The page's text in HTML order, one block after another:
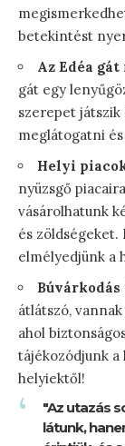
betekintést
Az Edéa
gát egy
szerepet
meglátogatni
Helyi
nyüzsgő
vásárolhatunk
és zöldségeket.
elmélyedjünk a
Búvárkodás
átlátszó,
ahol
tájékozódjunk a
helyiektől!
"Az utazás
látunk,